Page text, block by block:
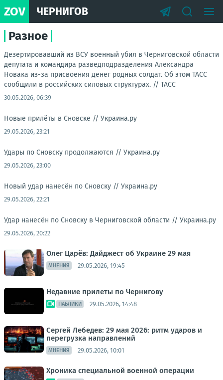
ZOV ЧЕРНИГОВ
Разное
Дезертировавший из ВСУ военный убил в Черниговской области
депутата и командира разведподразделения Александра
Новака из-за присвоения денег родных солдат. Об этом ТАСС
сообщили в российских силовых структурах. // ТАСС
30.05.2026, 06:39
Новые прилёты в Сновске // Украина.ру
29.05.2026, 23:21
Удары по Сновску продолжаются // Украина.ру
29.05.2026, 23:00
Новый удар нанесён по Сновску // Украина.ру
29.05.2026, 22:21
Удар нанесён по Сновску в Черниговской области // Украина.ру
29.05.2026, 20:22
Олег Царёв: Дайджест об Украине 29 мая
МНЕНИЯ 29.05.2026, 19:45
Недавние прилеты по Чернигову
ПАБЛИКИ 29.05.2026, 14:48
Сергей Лебедев: 29 мая 2026: ритм ударов и
перегрузка направлений
МНЕНИЯ 29.05.2026, 10:01
Хроника специальной военной операции